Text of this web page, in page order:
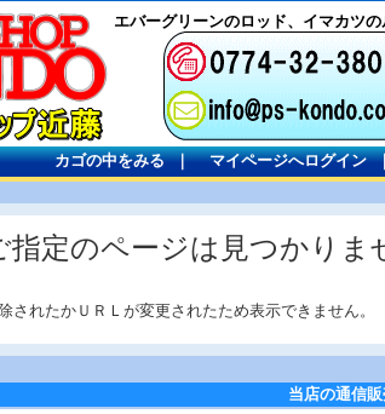
エバーグリーンのロッド、イマカツ
カゴの中をみる｜ マイページへログイン
指定のページは見つかりま
されたかＵＲＬが変更されたため表示できません。
当店の通信